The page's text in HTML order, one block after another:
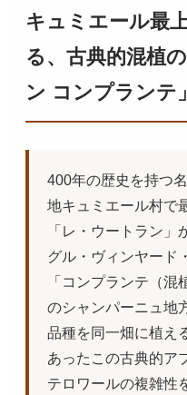
キュミエール最
る、古典的混植
ン コンプランテ
400年の歴史を持つ
地キュミエール村で
「レ・ウートラン
グル・ヴィンヤード
「コンプランテ（
のシャンパーニュ地
品種を同一畑に植え
あったこの古典的ア
テロワールの複雑性